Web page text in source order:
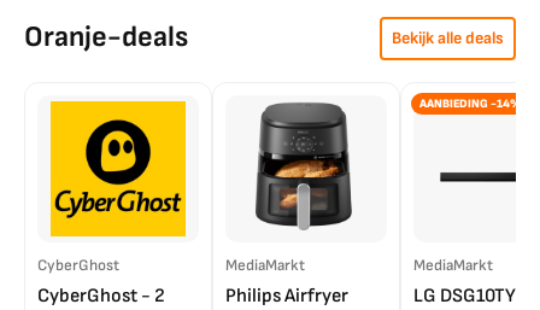
Oranje-deals Bekijk alle deals
CyberGhost
CyberGhost - 2
MediaMarkt
Philips Airfryer
AANBIEDING -14%
MediaMarkt
LG DSG10TY